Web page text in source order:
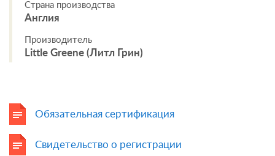
Страна производства
Англия
Производитель
Little Greene (Литл Грин)
Обязательная сертификация
Свидетельство о регистрации